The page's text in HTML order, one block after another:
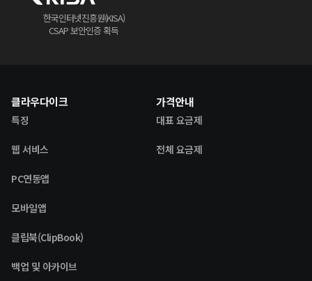
한국인터넷진흥원(KISA)
CSAP 보안인증 획득
클라우다이크
특징
웹 서비스
PC연동앱
모바일앱
클립북(ClipBook)
백업 및 아카이브
가격안내
대표 요금제
전체 요금제